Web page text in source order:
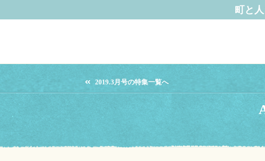
町と
2019.3月号の特集一覧へ